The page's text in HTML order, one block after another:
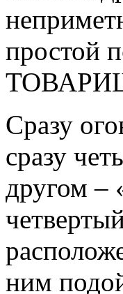
простой
Сразу
сразу
другом –
ним